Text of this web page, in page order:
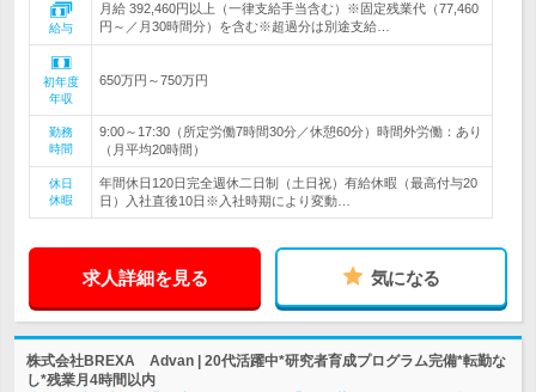
給与
月給 392,460円以上（一律支給手当含む）※固定残業代（77,460
円～／月30時間分）を含む※超過分は別途支給…
初年度
年収
650万円～750万円
勤務
時間
9:00～17:30（所定労働7時間30分／休憩60分）時間外労働：あり
（月平均20時間）
休日
休暇
年間休日120日完全週休二日制（土日祝）有給休暇（最高付与20
日）入社直後10日※入社時期により変動…
求人詳細を見る 気になる
株式会社BREXA Advan | 20代活躍中*研究者育成プログラム完備*転勤な
し*残業月4時間以内